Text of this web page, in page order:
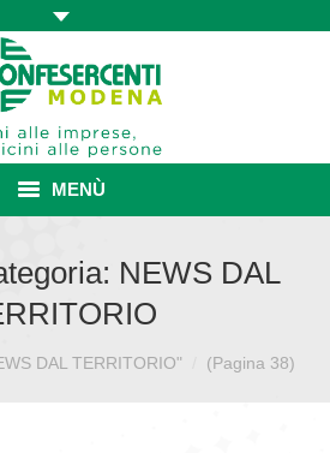
MENÙ
E VANTAGGI
NEWS DAL
DAL TERRITORIO" (Pagina 38)